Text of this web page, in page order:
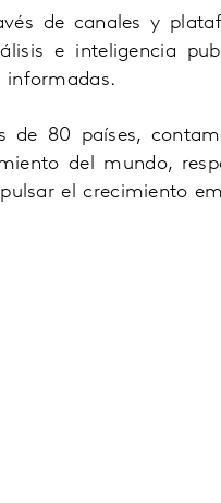
de canales y
e inteligencia
informadas.
de 80 países,
del mundo,
el crecimiento